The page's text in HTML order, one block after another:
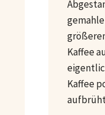
Kaffee
Kaffee